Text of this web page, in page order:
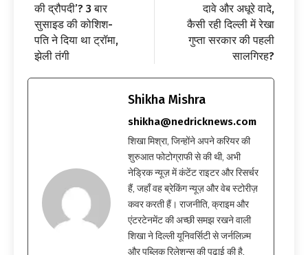
की द्रौपदी’? 3 बार
सुसाइड की कोशिश-
पति ने दिया था ट्रॉमा,
झेली तंगी
दावे और अधूरे वादे,
कैसी रही दिल्ली में रेखा
गुप्ता सरकार की पहली
सालगिरह?
Shikha Mishra
shikha@nedricknews.com
शिखा मिश्रा, जिन्होंने अपने करियर की
शुरुआत फोटोग्राफी से की थी, अभी
नेड्रिक न्यूज़ में कंटेंट राइटर और रिसर्चर
हैं, जहाँ वह ब्रेकिंग न्यूज़ और वेब स्टोरीज़
कवर करती हैं। राजनीति, क्राइम और
एंटरटेनमेंट की अच्छी समझ रखने वाली
शिखा ने दिल्ली यूनिवर्सिटी से जर्नलिज़्म
और पब्लिक रिलेशन्स की पढ़ाई की है,